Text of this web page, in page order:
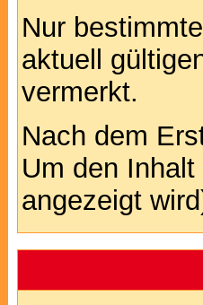
Nur
aktuell
vermerkt.
Nach dem
Um den
angezeigt